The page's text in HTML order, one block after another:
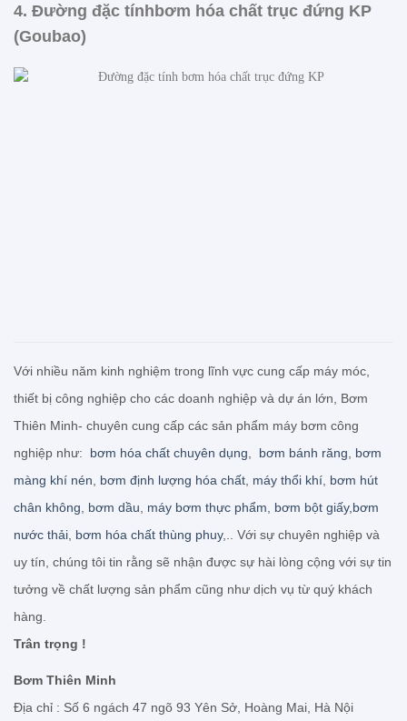
4. Đường đặc tínhbơm hóa chất trục đứng KP
(Goubao)
Với nhiều năm kinh nghiệm trong lĩnh vực cung cấp máy móc,
thiết bị công nghiệp cho các doanh nghiệp và dự án lớn, Bơm
Thiên Minh- chuyên cung cấp các sản phẩm máy bơm công
nghiệp như: bơm hóa chất chuyên dụng, bơm bánh răng, bơm
màng khí nén, bơm định lượng hóa chất, máy thổi khí, bơm hút
chân không, bơm dầu, máy bơm thực phẩm, bơm bột giấy,bơm
nước thải, bơm hóa chất thùng phuy,.. Với sự chuyên nghiệp và
uy tín, chúng tôi tin rằng sẽ nhận được sự hài lòng cộng với sự tin
tưởng về chất lượng sản phẩm cũng như dịch vụ từ quý khách
hàng.
Trân trọng !
Bơm Thiên Minh
Địa chỉ : Số 6 ngách 47 ngõ 93 Yên Sở, Hoàng Mai, Hà Nội